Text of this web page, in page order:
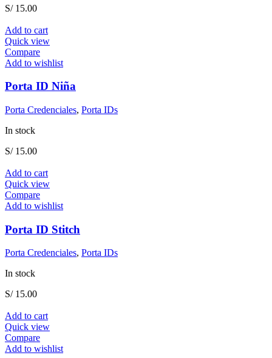
S/15.00
Add to cart
Quick view
Compare
Add to wishlist
Porta ID Niña
Porta Credenciales, Porta IDs
In stock
S/15.00
Add to cart
Quick view
Compare
Add to wishlist
Porta ID Stitch
Porta Credenciales, Porta IDs
In stock
S/15.00
Add to cart
Quick view
Compare
Add to wishlist